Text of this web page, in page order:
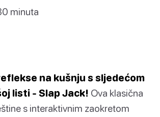
minuta
na kušnju s sljedećom
listi - Slap Jack! Ova klasična
s interaktivnim zaokretom